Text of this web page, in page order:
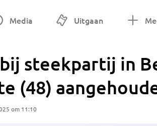
Media Uitgaan
steekpartij in
(48)
om 11:10